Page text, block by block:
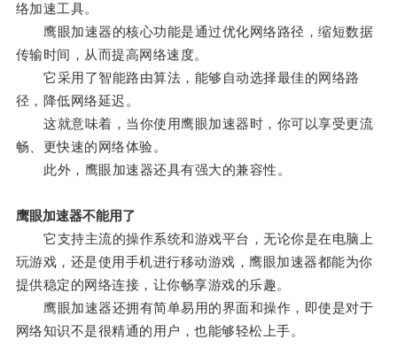
络加速工具。
鹰眼加速器的核心功能是通过优化网络路径，缩短数据
传输时间，从而提高网络速度。
它采用了智能路由算法，能够自动选择最佳的网络路
径，降低网络延迟。
这就意味着，当你使用鹰眼加速器时，你可以享受更流
畅、更快速的网络体验。
此外，鹰眼加速器还具有强大的兼容性。
鹰眼加速器不能用了
它支持主流的操作系统和游戏平台，无论你是在电脑上
玩游戏，还是使用手机进行移动游戏，鹰眼加速器都能为你
提供稳定的网络连接，让你畅享游戏的乐趣。
鹰眼加速器还拥有简单易用的界面和操作，即使是对于
网络知识不是很精通的用户，也能够轻松上手。